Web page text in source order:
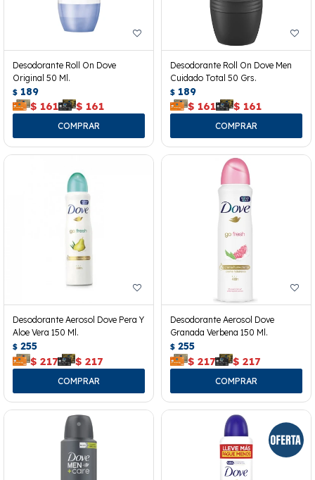
Desodorante Roll On Dove
Original 50 Ml.
$ 189
$ 161 $ 161
Desodorante Roll On Dove Men
Cuidado Total 50 Grs.
$ 189
$ 161 $ 161
Desodorante Aerosol Dove Pera Y
Aloe Vera 150 Ml.
$ 255
$ 217 $ 217
Desodorante Aerosol Dove
Granada Verbena 150 Ml.
$ 255
$ 217 $ 217